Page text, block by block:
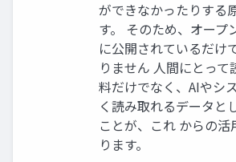
ができなかったりする
す。 そのため、オープ
に公開されているだけ
りません 人間にとって
料だけでなく、AIやシ
く読み取れるデータと
ことが、これ からの活
ります。